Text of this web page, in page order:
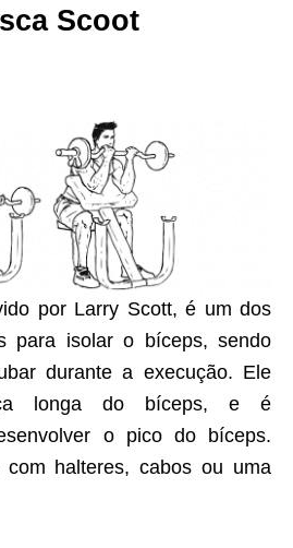
Scoot
por Larry Scott, é um dos
para isolar o bíceps, sendo
durante a execução. Ele
longa do bíceps, e é
o pico do bíceps.
com halteres, cabos ou uma